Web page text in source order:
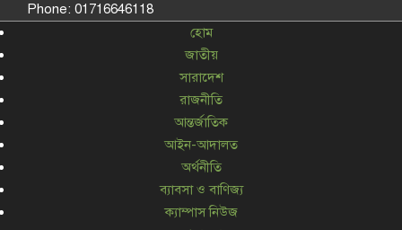
Phone: 01716646118
হোম
জাতীয়
সারাদেশ
রাজনীতি
আন্তর্জাতিক
আইন-আদালত
অর্থনীতি
ব্যাবসা ও বাণিজ্য
ক্যাম্পাস নিউজ